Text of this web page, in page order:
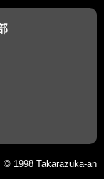
© 1998 Takarazuka-an